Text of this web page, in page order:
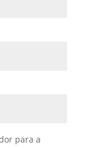
para a